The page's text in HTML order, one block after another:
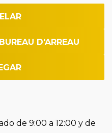
D'ARREAU
de 9:00 a 12:00 y de